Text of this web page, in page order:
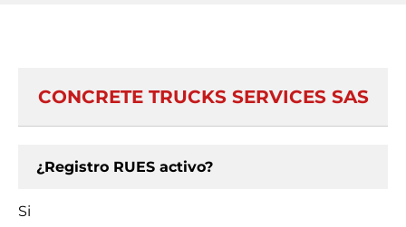
CONCRETE TRUCKS SERVICES SAS
¿Registro RUES activo?
Si